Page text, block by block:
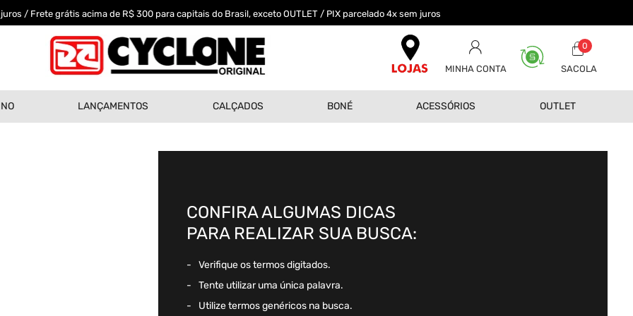
/ Frete grátis acima de R$ 300 para capitais do Brasil, exceto OUTLET / PIX parcelado 4x sem juros
MINHA CONTA
0
LANÇAMENTOS CALÇADOS BONÉ ACESSÓRIOS OUTLET
CONFIRA ALGUMAS DICAS
PARA REALIZAR SUA BUSCA:
Verifique os termos digitados.
Tente utilizar uma única palavra.
Utilize termos genéricos na busca.